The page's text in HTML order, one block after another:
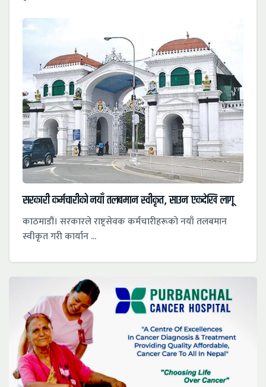
सरकारी कर्मचारीको नयाँ तलबमान स्वीकृत, साउन एकदेखि लागू
काठमाडौं। सरकारले राष्ट्रसेवक कर्मचारीहरूको नयाँ तलबमान
स्वीकृत गरी कार्यान ...